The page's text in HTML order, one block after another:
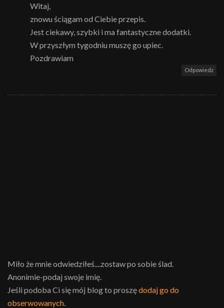
Witaj,
znowu ściągam od Ciebie przepis.
Jest ciekawy, szybki i ma fantastyczne dodatki.
W przyszłym tygodniu muszę go upiec.
Pozdrawiam
Odpowiedz
Miło że mnie odwiedziłeś....zostaw po sobie ślad.
Anonimie-podaj swoje imię.
Jeśli podoba Ci się mój blog to proszędodaj go do
obserwowanych